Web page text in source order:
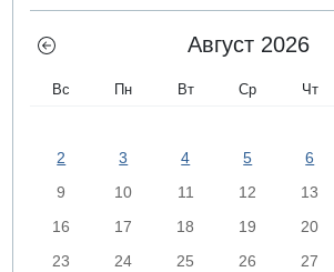
Август 2026
Вс Пн Вт Ср Чт
2
3 4 5 6
9
10 11 12 13
16
17 18 19 20
23
24 25 26 27